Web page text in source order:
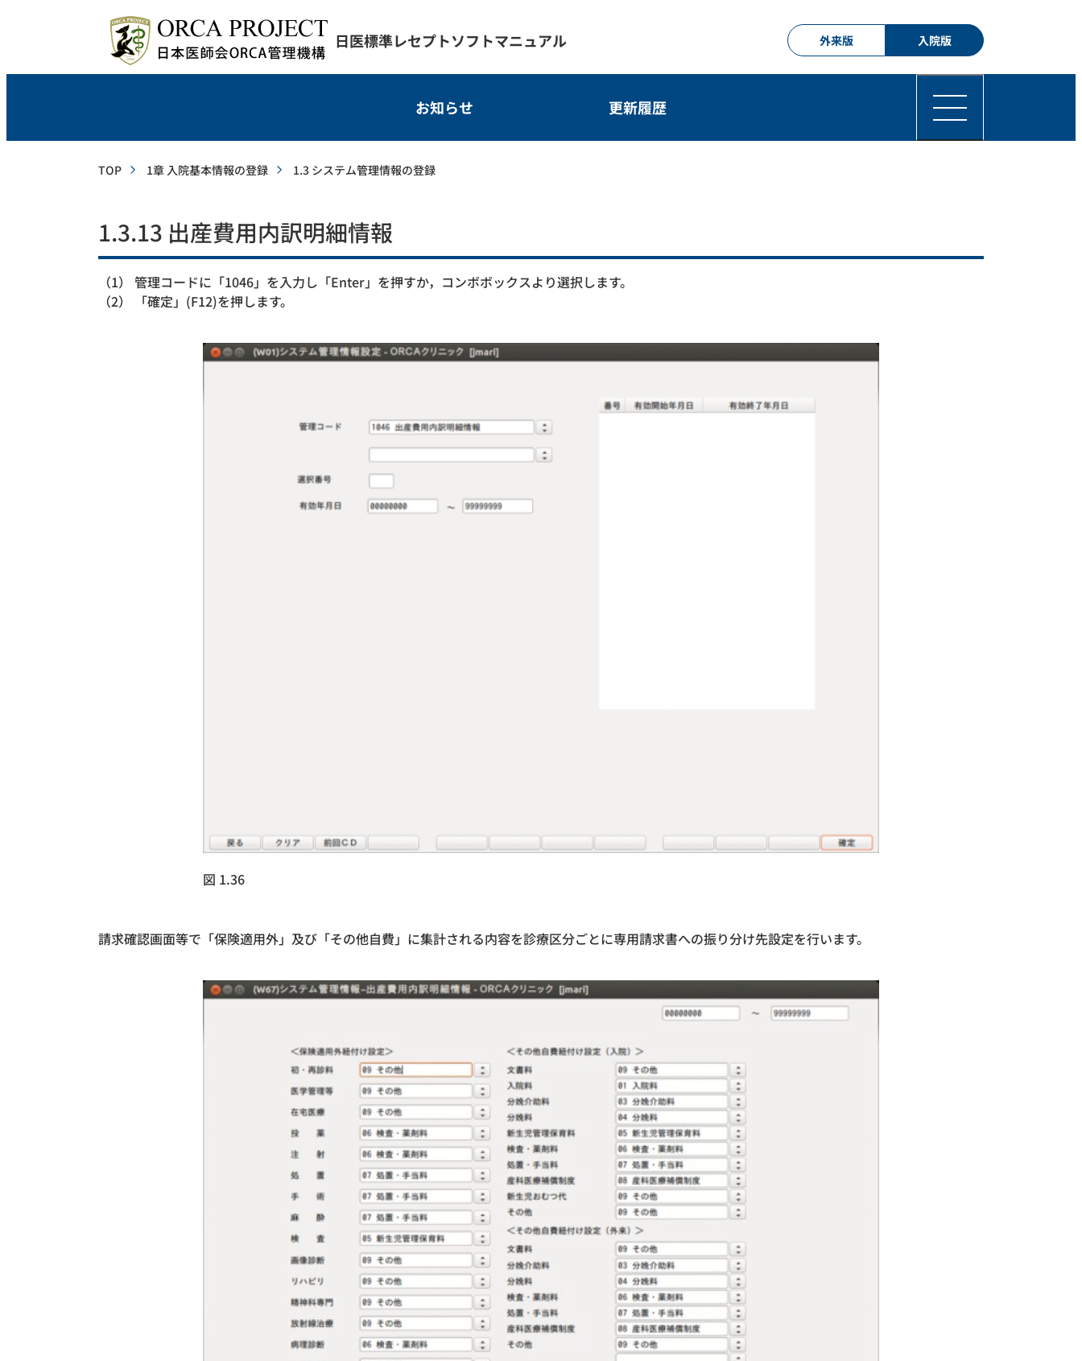
日医標準レセプトソフトマニュアル 外来版 入院版
お知らせ 更新履歴
TOP 1章 入院基本情報の登録 1.3 システム管理情報の登録
1.3.13 出産費用内訳明細情報
（1） 管理コードに「1046」を入力し「Enter」を押すか，コンボボックスより選択します。
（2） 「確定」(F12)を押します。
図 1.36
請求確認画面等で「保険適用外」及び「その他自費」に集計される内容を診療区分ごとに専用請求書への振り分け先設定を行います。